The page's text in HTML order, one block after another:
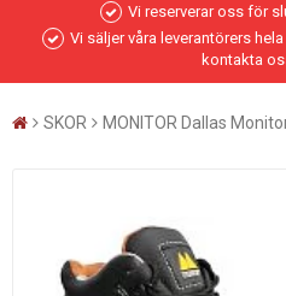
Vi reserverar oss för
Vi säljer våra leverantörers
kontakta
SKOR MONITOR Dallas